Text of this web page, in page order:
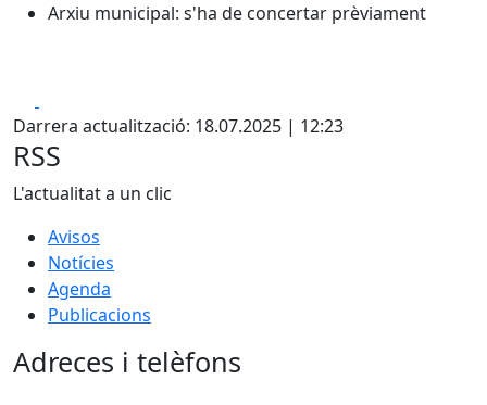
Arxiu municipal: s'ha de concertar prèviament
Darrera actualització: 18.07.2025 | 12:23
RSS
L'actualitat a un clic
Avisos
Notícies
Agenda
Publicacions
Adreces i telèfons